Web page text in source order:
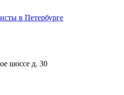
в Петербурге
шоссе д. 30